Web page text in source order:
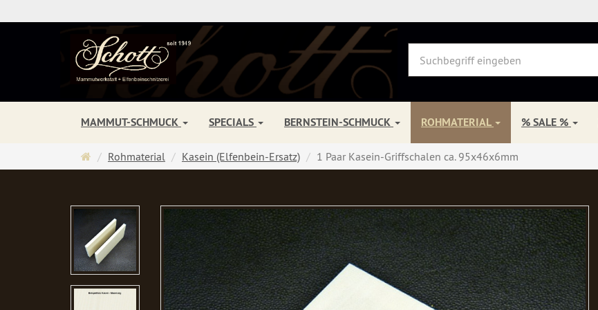
MAMMUT-SCHMUCK SPECIALS BERNSTEIN-SCHMUCK ROHMATERIAL % SALE %
Startseite
Rohmaterial Kasein (Elfenbein-Ersatz) 1 Paar Kasein-Griffschalen ca. 95x46x6mm